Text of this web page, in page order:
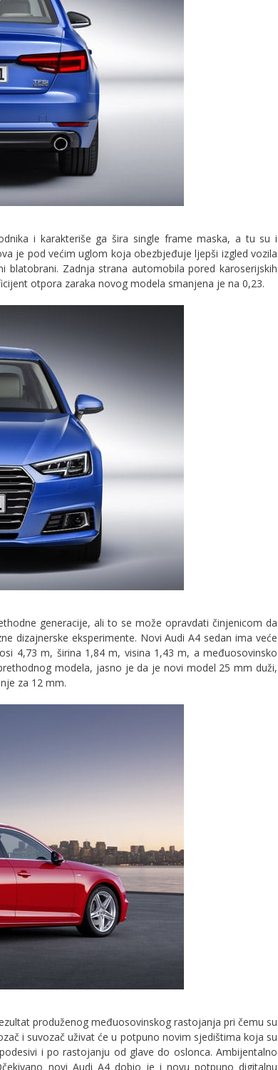
i karakteriše ga šira single frame maska, a tu su i
je pod većim uglom koja obezbjeđuje ljepši izgled vozila
Zadnja strana automobila pored karoserijskih
otpora zaraka novog modela smanjena je na 0,23.
generacije, ali to se može opravdati činjenicom da
dizajnerske eksperimente. Novi Audi A4 sedan ima veće
4,73 m, širina 1,84 m, visina 1,43 m, a međuosovinsko
modela, jasno je da je novi model 25 mm duži,
za 12 mm.
produženog međuosovinskog rastojanja pri čemu su
i suvozač uživat će u potpuno novim sjedištima koja su
i po rastojanju od glave do oslonca. Ambijentalno
novi Audi A4 dobio je i novu potpuno digitalnu